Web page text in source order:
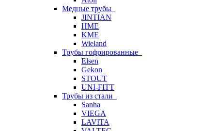
Медные трубы
JINTIAN
HME
KME
Wieland
Трубы гофрированные
Elsen
Gekon
STOUT
UNI-FITT
Трубы из стали
Sanha
VIEGA
LAVITA